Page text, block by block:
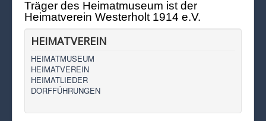
Träger des Heimatmuseum ist der
Heimatverein Westerholt 1914 e.V.
HEIMATVEREIN
HEIMATMUSEUM
HEIMATVEREIN
HEIMATLIEDER
DORFFÜHRUNGEN